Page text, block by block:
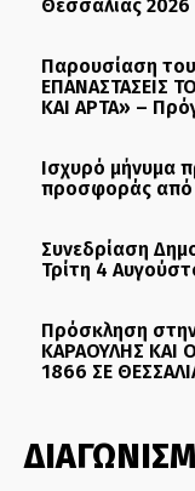
Θεσσαλίας 2026
Παρουσίαση
ΕΠΑΝΑΣΤΑΣΕΙΣ
ΚΑΙ ΑΡΤΑ» –
Ισχυρό μήνυμα
προσφοράς από
Συνεδρίαση
Τρίτη 4
Πρόσκληση
ΚΑΡΑΟΥΛΗΣ ΚΑΙ
1866 ΣΕ